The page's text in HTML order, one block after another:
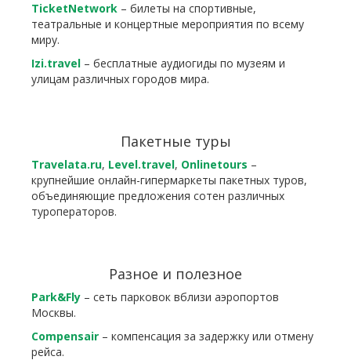
TicketNetwork – билеты на спортивные,
театральные и концертные мероприятия по всему
миру.
Izi.travel – бесплатные аудиогиды по музеям и
улицам различных городов мира.
Пакетные туры
Travelata.ru, Level.travel, Onlinetours –
крупнейшие онлайн-гипермаркеты пакетных туров,
объединяющие предложения сотен различных
туроператоров.
Разное и полезное
Park&Fly – сеть парковок вблизи аэропортов
Москвы.
Compensair – компенсация за задержку или отмену
рейса.